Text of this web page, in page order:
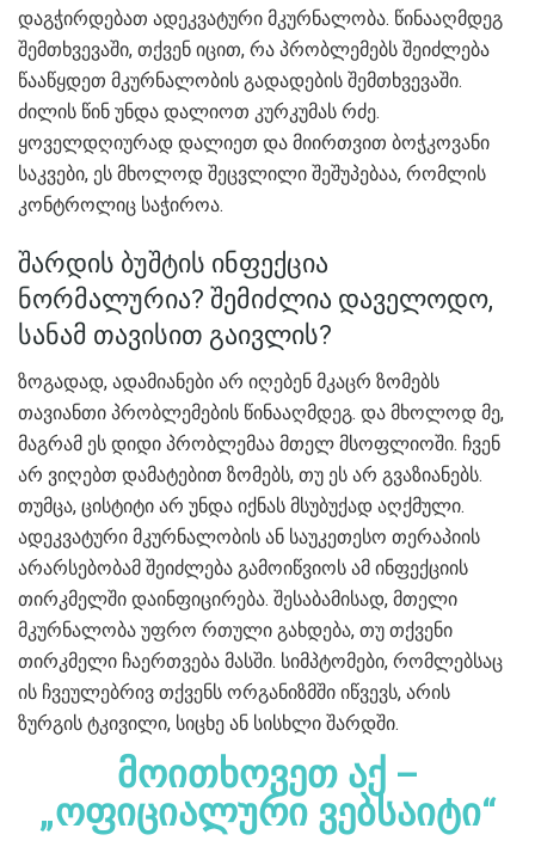
დაგჭირდებათ ადეკვატური მკურნალობა. წინააღმდეგ
შემთხვევაში, თქვენ იცით, რა პრობლემებს შეიძლება
წააწყდეთ მკურნალობის გადადების შემთხვევაში.
ძილის წინ უნდა დალიოთ კურკუმას რძე.
ყოველდღიურად დალიეთ და მიირთვით ბოჭკოვანი
საკვები, ეს მხოლოდ შეცვლილი შეშუპებაა, რომლის
კონტროლიც საჭიროა.
შარდის ბუშტის ინფექცია
ნორმალურია? შემიძლია დაველოდო,
სანამ თავისით გაივლის?
ზოგადად, ადამიანები არ იღებენ მკაცრ ზომებს
თავიანთი პრობლემების წინააღმდეგ. და მხოლოდ მე,
მაგრამ ეს დიდი პრობლემაა მთელ მსოფლიოში. ჩვენ
არ ვიღებთ დამატებით ზომებს, თუ ეს არ გვაზიანებს.
თუმცა, ცისტიტი არ უნდა იქნას მსუბუქად აღქმული.
ადეკვატური მკურნალობის ან საუკეთესო თერაპიის
არარსებობამ შეიძლება გამოიწვიოს ამ ინფექციის
თირკმელში დაინფიცირება. შესაბამისად, მთელი
მკურნალობა უფრო რთული გახდება, თუ თქვენი
თირკმელი ჩაერთვება მასში. სიმპტომები, რომლებსაც
ის ჩვეულებრივ თქვენს ორგანიზმში იწვევს, არის
ზურგის ტკივილი, სიცხე ან სისხლი შარდში.
მოითხოვეთ აქ –
„ოფიციალური ვებსაიტი“